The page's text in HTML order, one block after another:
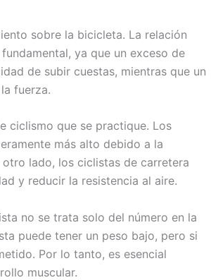
sobre la bicicleta. La relación
ya que un exceso de
de subir cuestas, mientras que un
fuerza.
ciclismo que se practique. Los
más alto debido a la
lado, los ciclistas de carretera
y reducir la resistencia al aire.
no se trata solo del número en la
puede tener un peso bajo, pero si
Por lo tanto, es esencial
muscular.